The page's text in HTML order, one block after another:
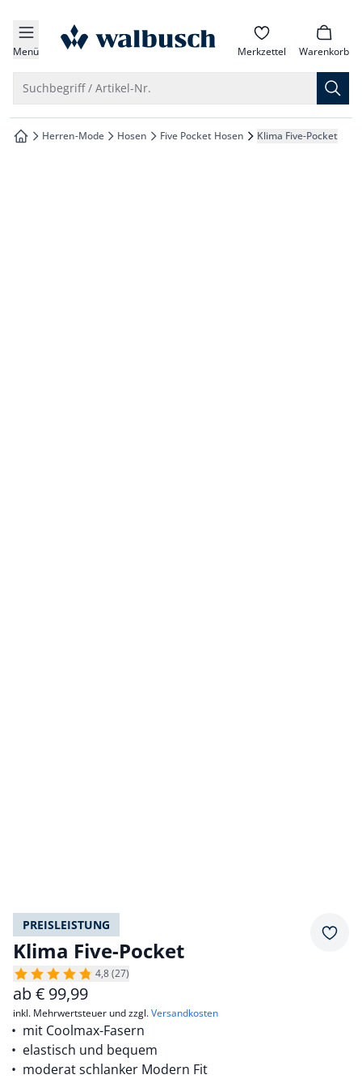
springen
springen
springen
springen
Menü zur Startseite Merkzettel Warenkorb
Suchbegriff / Artikel-Nr.
zur Startseite
Herren-Mode Hosen Five Pocket Hosen Klima Five-Pocket
PREISLEISTUNG
Klima Five-Pocket
4,8 (27)
ab€ 99,99
inkl. Mehrwertsteuer und zzgl.Versandkosten
mit Coolmax-Fasern
elastisch und bequem
moderat schlanker Modern Fit